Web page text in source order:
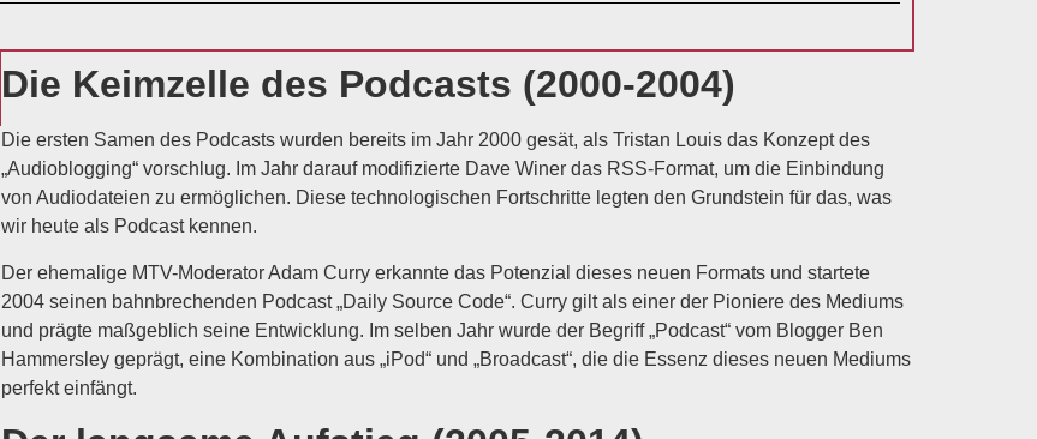
Die Keimzelle des Podcasts (2000-2004)
Die ersten Samen des Podcasts wurden bereits im Jahr 2000 gesät, als Tristan Louis das Konzept des
„Audioblogging“ vorschlug. Im Jahr darauf modifizierte Dave Winer das RSS-Format, um die Einbindung
von Audiodateien zu ermöglichen. Diese technologischen Fortschritte legten den Grundstein für das, was
wir heute als Podcast kennen.
Der ehemalige MTV-Moderator Adam Curry erkannte das Potenzial dieses neuen Formats und startete
2004 seinen bahnbrechenden Podcast „Daily Source Code“. Curry gilt als einer der Pioniere des Mediums
und prägte maßgeblich seine Entwicklung. Im selben Jahr wurde der Begriff „Podcast“ vom Blogger Ben
Hammersley geprägt, eine Kombination aus „iPod“ und „Broadcast“, die die Essenz dieses neuen Mediums
perfekt einfängt.